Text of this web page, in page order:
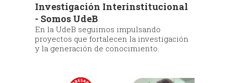
Investigación Interinstitucional
- Somos UdeB
En la UdeB seguimos impulsando
proyectos que fortalecen la investigación
y la generación de conocimiento.